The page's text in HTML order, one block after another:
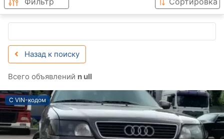
Назад к поиску
Всего объявлений n ull
С VIN-кодом